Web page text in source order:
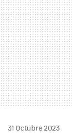
31 Octubre 2023